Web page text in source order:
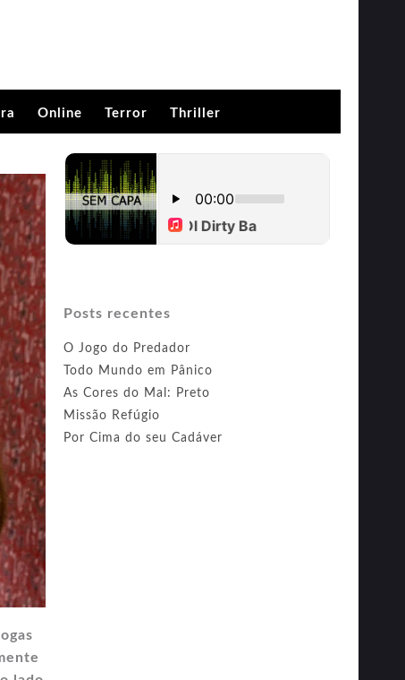
Online Terror Thriller
Posts recentes
O Jogo do Predador
Todo Mundo em Pânico
As Cores do Mal: Preto
Missão Refúgio
Por Cima do seu Cadáver